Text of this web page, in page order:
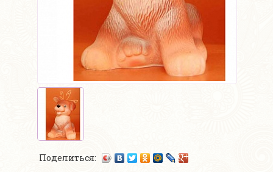
Поделиться: